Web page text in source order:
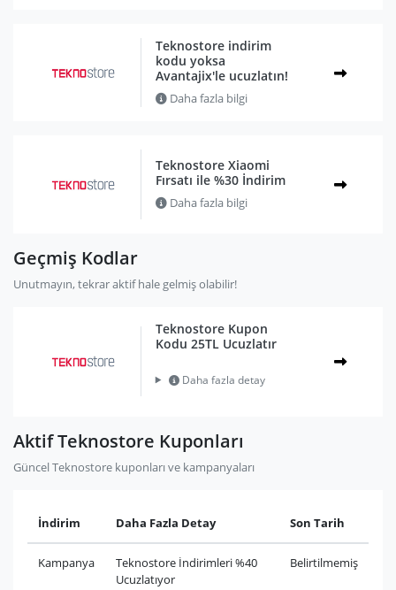
Teknostore indirim
kodu yoksa
Avantajix'le ucuzlatın!
Daha fazla bilgi
Teknostore Xiaomi
Fırsatı ile %30 İndirim
Daha fazla bilgi
Geçmiş Kodlar
Unutmayın, tekrar aktif hale gelmiş olabilir!
Teknostore Kupon
Kodu 25TL Ucuzlatır
Daha fazla detay
Aktif Teknostore Kuponları
Güncel Teknostore kuponları ve kampanyaları
İndirim Daha Fazla Detay Son Tarih
Kampanya
Teknostore İndirimleri %40
Ucuzlatıyor
Belirtilmemiş